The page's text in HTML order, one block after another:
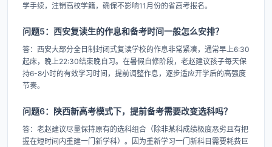
学手续，注销高校学籍，确保不影响11月份的省高考报名。
问题5：西安复读生的作息和备考时间一般怎么安排？
答：西安大部分全日制封闭式复读学校的作息非常紧凑，通常早上6:30
起床，晚上22:30结束晚自习。在暑假自修阶段，老赵建议孩子每天保
持6-8小时的有效学习时间，提前调整作息，逐步适应开学后的高强度
节奏。
问题6：陕西新高考模式下，提前备考需要改变选科吗？
答：老赵建议尽量保持原有的选科组合（除非某科成绩极度恶劣且有把
握在短时间内重建一门新学科）。因为重新学习一门新科目需要耗费巨